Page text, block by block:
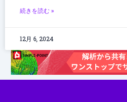
続きを読む »
12月 6, 2024